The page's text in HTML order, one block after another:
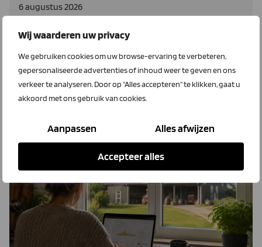
Wij waarderen uw privacy
We gebruiken cookies om uw browse-ervaring te verbeteren,
gepersonaliseerde advertenties of inhoud weer te geven en ons
verkeer te analyseren. Door op "Alles accepteren" te klikken, gaat u
akkoord met ons gebruik van cookies.
Aanpassen Alles afwijzen
Accepteer alles
6 augustus 2026
energieoplossingen
Kenter-Groendus gaan samen verder en helpen
ondernemers om beschikbare energie slimmer te
benutten en toekomstbestendige keuzes te maken.
Lees meer
EnergieWijzer LTO Energie